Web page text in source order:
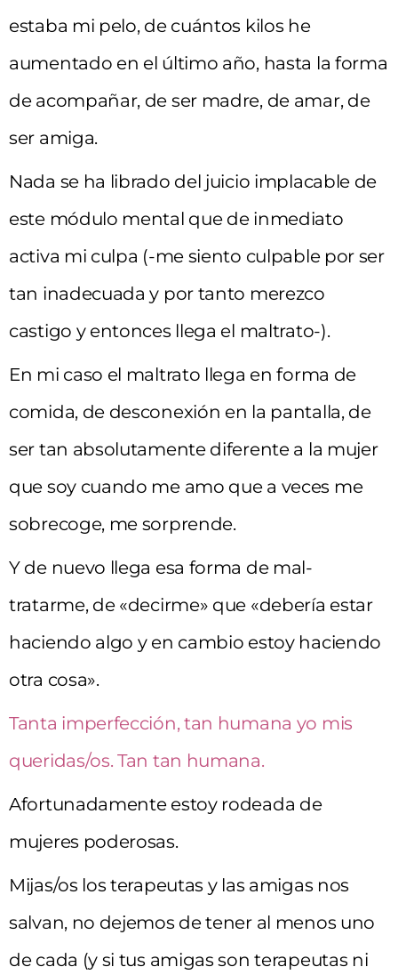
estaba mi pelo, de cuántos kilos he
aumentado en el último año, hasta la forma
de acompañar, de ser madre, de amar, de
ser amiga.
Nada se ha librado del juicio implacable de
este módulo mental que de inmediato
activa mi culpa (-me siento culpable por ser
tan inadecuada y por tanto merezco
castigo y entonces llega el maltrato-).
En mi caso el maltrato llega en forma de
comida, de desconexión en la pantalla, de
ser tan absolutamente diferente a la mujer
que soy cuando me amo que a veces me
sobrecoge, me sorprende.
Y de nuevo llega esa forma de mal-
tratarme, de «decirme» que «debería estar
haciendo algo y en cambio estoy haciendo
otra cosa».
Tanta imperfección, tan humana yo mis
queridas/os. Tan tan humana.
Afortunadamente estoy rodeada de
mujeres poderosas.
Mijas/os los terapeutas y las amigas nos
salvan, no dejemos de tener al menos uno
de cada (y si tus amigas son terapeutas ni